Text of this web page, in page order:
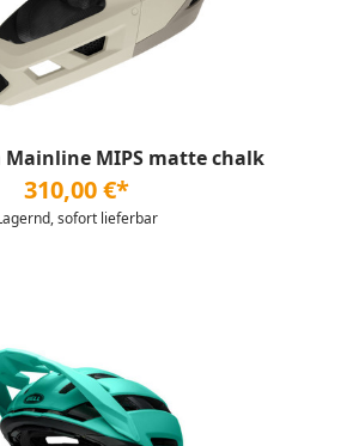
Mainline MIPS matte chalk
310,00 €*
sofort lieferbar